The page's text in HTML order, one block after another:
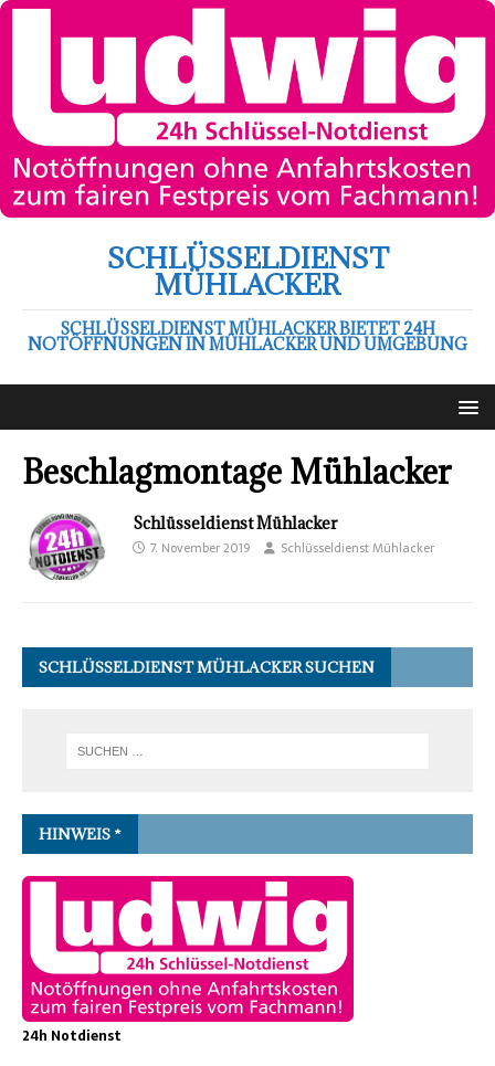
SCHLÜSSELDIENST
MÜHLACKER
SCHLÜSSELDIENST MÜHLACKER BIETET 24H
NOTÖFFNUNGEN IN MÜHLACKER UND UMGEBUNG
Beschlagmontage Mühlacker
Schlüsseldienst Mühlacker
7. November 2019 Schlüsseldienst Mühlacker
SCHLÜSSELDIENST MÜHLACKER SUCHEN
HINWEIS *
24h Notdienst